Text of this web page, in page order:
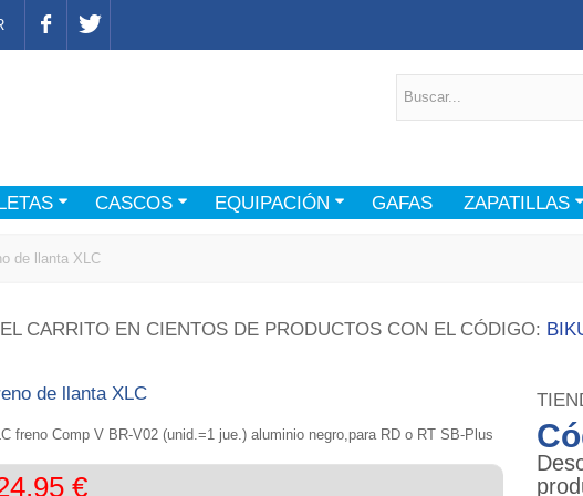
CASCOS EQUIPACIÓN GAFAS ZAPATILLAS
de llanta XLC
CARRITO EN CIENTOS DE PRODUCTOS CON EL CÓDIGO:
de llanta XLC
freno Comp V BR-V02 (unid.=1 jue.) aluminio negro,para RD o RT SB-Plus
€